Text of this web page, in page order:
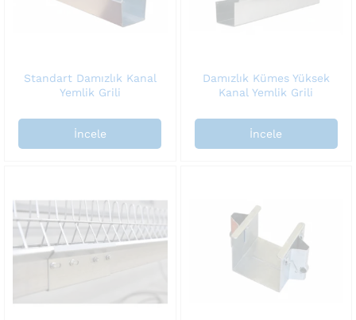
Standart Damızlık Kanal
Yemlik Grili
İncele
Damızlık Kümes Yüksek
Kanal Yemlik Grili
İncele